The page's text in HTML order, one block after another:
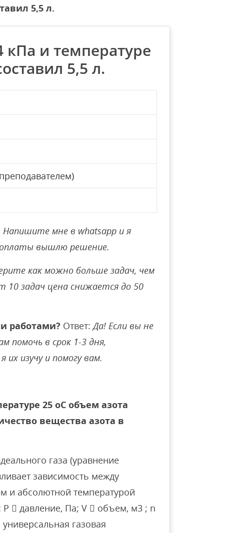
5,5 л.
и температуре
5,5 л.
Напишите мне в whatsapp и я
вышлю решение.
как можно больше задач, чем
задач цена снижается до 50
работами? Ответ:Да! Если вы не
помочь в срок 1-3 дня,
изучу и помогу вам.
25 оС объем азота
вещества азота в
газа (уравнение
зависимость между
и абсолютной температурой
P  давление, Па; V  объем, м3 ; n
газовая